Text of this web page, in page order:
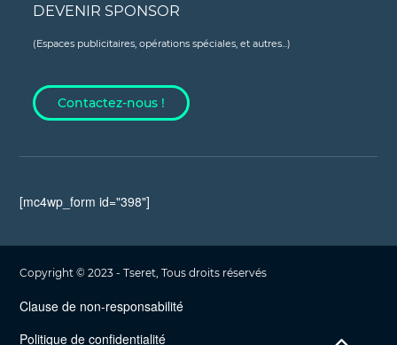
DEVENIR SPONSOR
(Espaces publicitaires, opérations spéciales, et autres...)
Contactez-nous !
[mc4wp_form id="398"]
Copyright © 2023 - Tseret, Tous droits réservés
Clause de non-responsabilité
Politique de confidentialité